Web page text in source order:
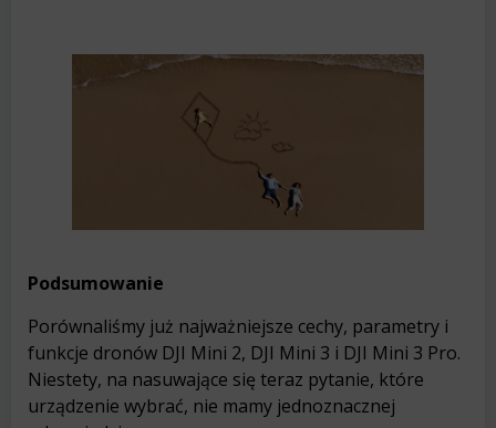
Podsumowanie
Porównaliśmy już najważniejsze cechy, parametry i
funkcje dronów DJI Mini 2, DJI Mini 3 i DJI Mini 3 Pro.
Niestety, na nasuwające się teraz pytanie, które
urządzenie wybrać, nie mamy jednoznacznej